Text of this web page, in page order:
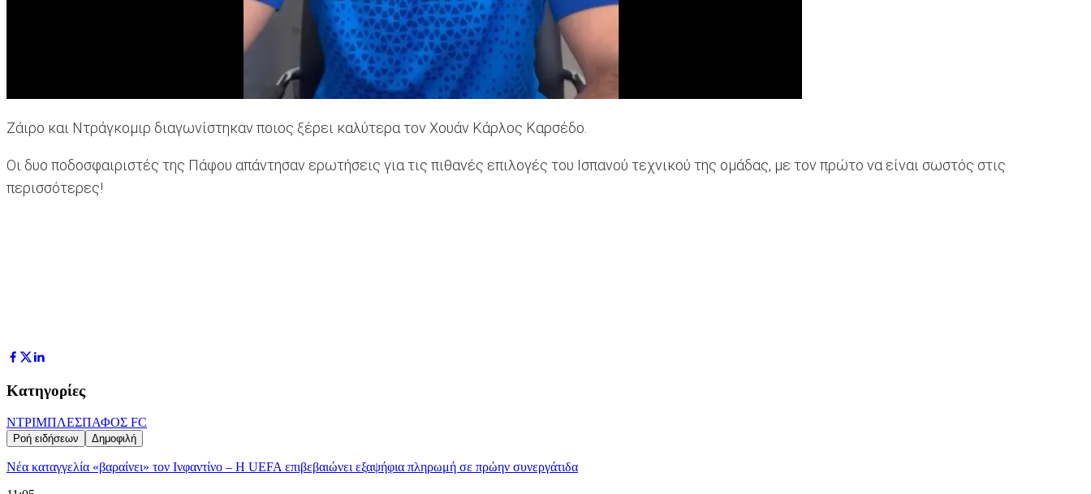
Ζάιρο και Ντράγκομιρ διαγωνίστηκαν ποιος ξέρει καλύτερα τον Χουάν Κάρλος Καρσέδο.
Οι δυο ποδοσφαιριστές της Πάφου απάντησαν ερωτήσεις για τις πιθανές επιλογές του Ισπανού τεχνικού της ομάδας, με τον πρώτο να είναι σωστός στις
περισσότερες!
Κατηγορίες
ΝΤΡΙΜΠΛΕΣΠΑΦΟΣ FC
Ροή ειδήσεων Δημοφιλή
Νέα καταγγελία «βαραίνει» τον Ινφαντίνο – Η UEFA επιβεβαιώνει εξαψήφια πληρωμή σε πρώην συνεργάτιδα